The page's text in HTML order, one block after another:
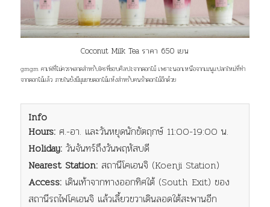
Coconut Milk Tea ราคา 650 เยน
gmgm คาเฟ่ที่ไม่ควรพลาดสำหรับใครที่ชอบศิลปะจากดอกไม้ เพราะนอกเหนือจากเมนูแปลกใหม่ที่ทำ
จากดอกไม้แล้ว ภายในยังมีมุมขายดอกไม้แห้งสำหรับคนรักดอกไม้อีกด้วย
Info
Hours: ศ.-อา. และวันหยุดนักขัตฤกษ์ 11:00-19:00 น.
Holiday: วันจันทร์ถึงวันพฤหัสบดี
Nearest Station: สถานีโคเอนจิ (Koenji Station)
Access: เดินเท้าจากทางออกทิศใต้ (South Exit) ของ
สถานีรถไฟโคเอนจิ แล้วเลี้ยวขวาเดินลอดใต้สะพานอีก